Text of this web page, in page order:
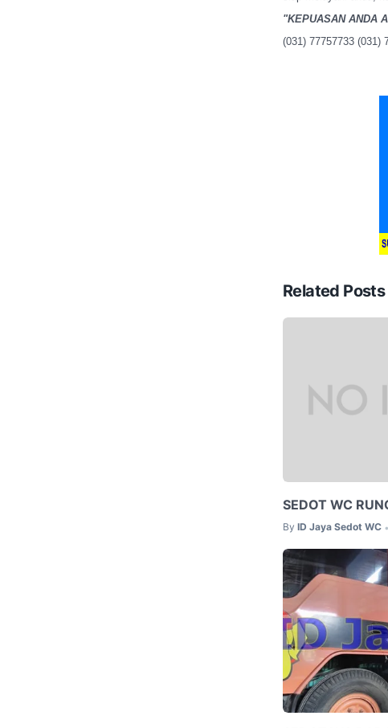
"KEPUASAN ANDA
(031) 77757733 (031)
Related Posts
SEDOT WC
By ID Jaya Sedot WC •